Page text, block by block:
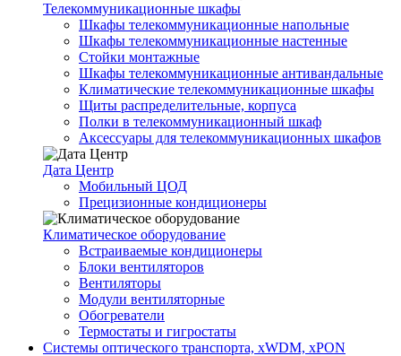
Телекоммуникационные шкафы
Шкафы телекоммуникационные напольные
Шкафы телекоммуникационные настенные
Стойки монтажные
Шкафы телекоммуникационные антивандальные
Климатические телекоммуникационные шкафы
Щиты распределительные, корпуса
Полки в телекоммуникационный шкаф
Аксессуары для телекоммуникационных шкафов
Дата Центр
Мобильный ЦОД
Прецизионные кондиционеры
Климатичeское оборудование
Встраиваемые кондиционеры
Блоки вентиляторов
Вентиляторы
Модули вентиляторные
Обогреватели
Термостаты и гигростаты
Системы оптического транспорта, xWDM, xPON